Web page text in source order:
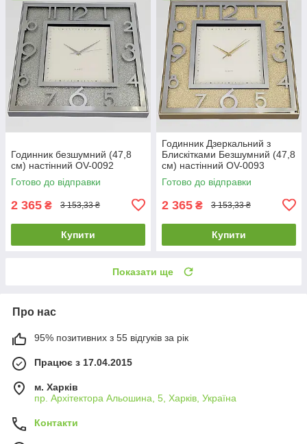
Годинник безшумний (47,8
см) настінний OV-0092
Готово до відправки
2 365 ₴ 3 153,33 ₴
Купити
Годинник Дзеркальний з
Блискітками Безшумний (47,8
см) настінний OV-0093
Готово до відправки
2 365 ₴ 3 153,33 ₴
Купити
Показати ще
Про нас
95% позитивних з 55 відгуків за рік
Працює з 17.04.2015
м. Харків
пр. Архітектора Альошина, 5, Харків, Україна
Контакти